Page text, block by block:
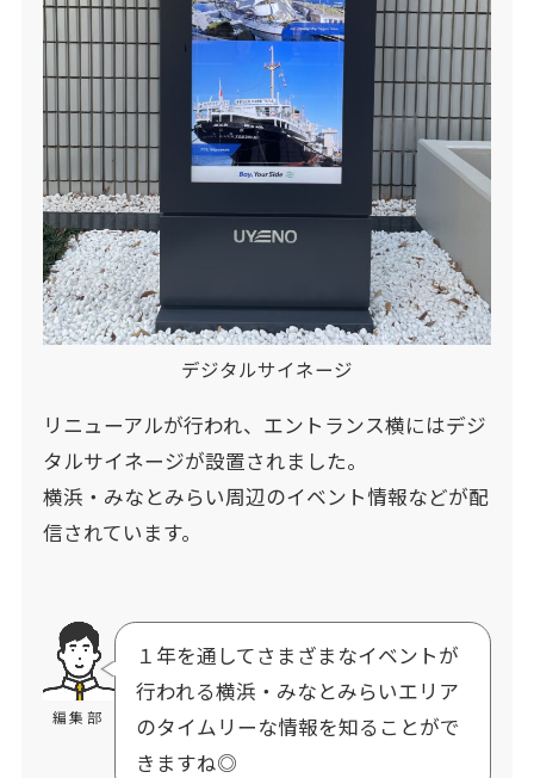
デジタルサイネージ
リニューアルが行われ、エントランス横にはデジ
タルサイネージが設置されました。
横浜・みなとみらい周辺のイベント情報などが配
信されています。
編集部
１年を通してさまざまなイベントが
行われる横浜・みなとみらいエリア
のタイムリーな情報を知ることがで
きますね◎